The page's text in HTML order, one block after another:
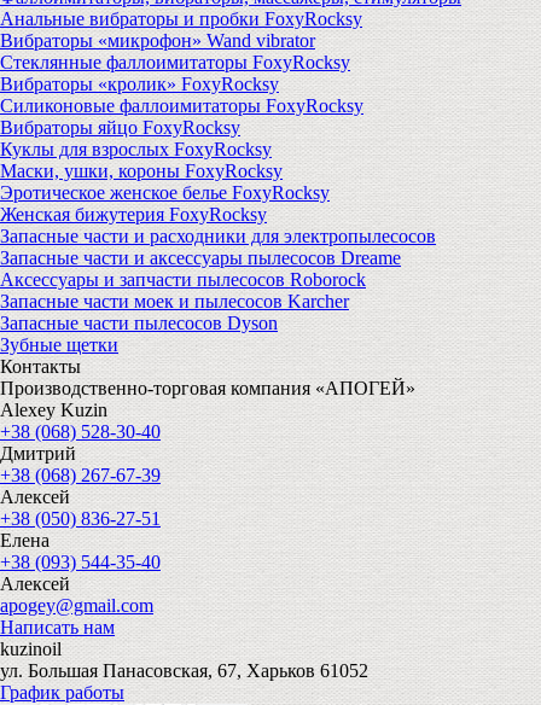
Анальные вибраторы и пробки FoxyRocksy
Вибраторы «микрофон» Wand vibrator
Стеклянные фаллоимитаторы FoxyRocksy
Вибраторы «кролик» FoxyRocksy
Силиконовые фаллоимитаторы FoxyRocksy
Вибраторы яйцо FoxyRocksy
Куклы для взрослых FoxyRocksy
Маски, ушки, короны FoxyRocksy
Эротическое женское белье FoxyRocksy
Женская бижутерия FoxyRocksy
Запасные части и расходники для электропылесосов
Запасные части и аксессуары пылесосов Dreame
Аксессуары и запчасти пылесосов Roborock
Запасные части моек и пылесосов Karcher
Запасные части пылесосов Dyson
Зубные щетки
Контакты
Производственно-торговая компания «АПОГЕЙ»
Alexey Kuzin
+38 (068) 528-30-40
Дмитрий
+38 (068) 267-67-39
Алексей
+38 (050) 836-27-51
Елена
+38 (093) 544-35-40
Алексей
apogey@gmail.com
Написать нам
kuzinoil
ул. Большая Панасовская, 67, Харьков 61052
График работы